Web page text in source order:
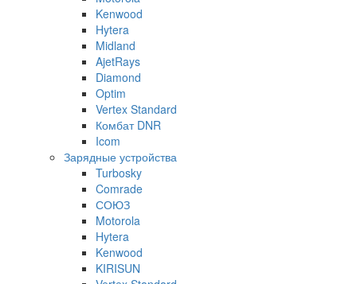
Kenwood
Hytera
Midland
AjetRays
Diamond
Optim
Vertex Standard
Комбат DNR
Icom
Зарядные устройства
Turbosky
Comrade
СОЮЗ
Motorola
Hytera
Kenwood
KIRISUN